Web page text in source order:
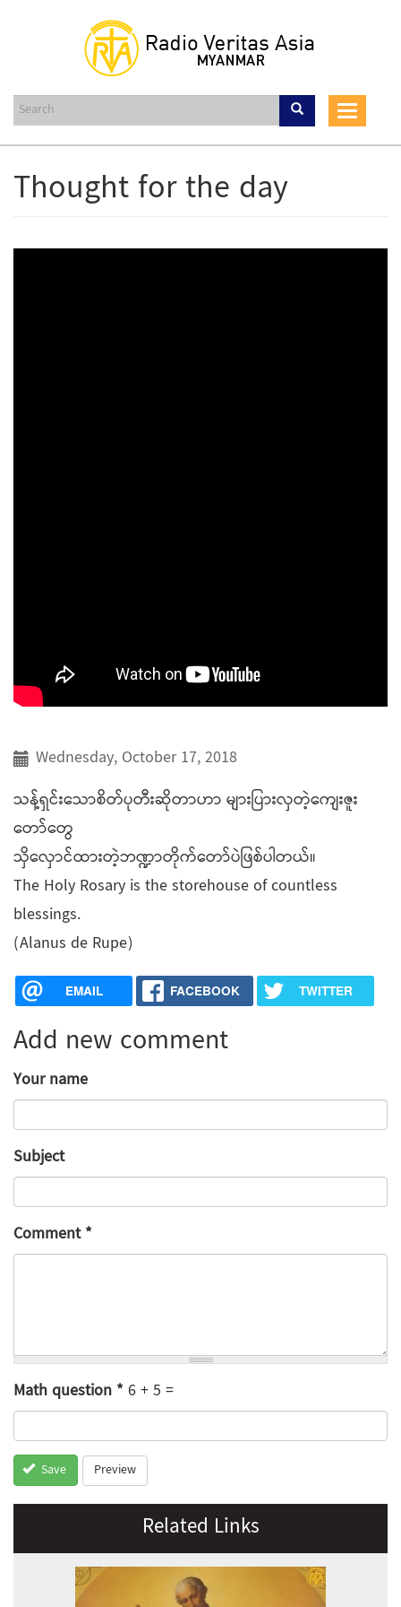
content
Toggle
Thought for the day
Wednesday, October 17, 2018
သန့်ရှင်းသောစိတ်ပုတီးဆိုတာဟာ များပြားလှတဲ့ကျေးဇူး
တော်တွေ
သှိလှောင်ထားတဲ့ဘဏ္ဍာတိုက်တော်ပဲဖြစ်ပါတယ်။
The Holy Rosary is the storehouse of countless
blessings.
(Alanus de Rupe)
EMAIL FACEBOOK TWITTER
Add new comment
Your name
Subject
Comment*
Math question*6 + 5 =
Save Preview
Related Links